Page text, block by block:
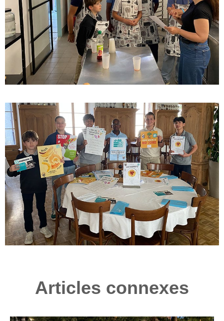
Articles connexes